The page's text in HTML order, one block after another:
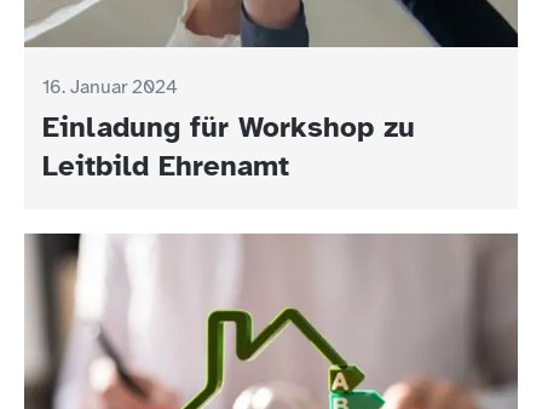
16. Januar 2024
Einladung für Workshop zu
Leitbild Ehrenamt